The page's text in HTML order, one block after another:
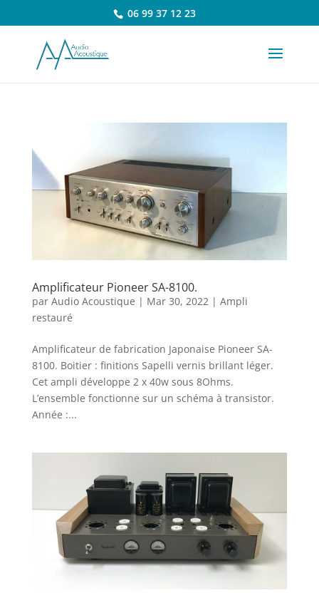
06 99 37 12 23
Amplificateur Pioneer SA-8100.
par Audio Acoustique | Mar 30, 2022 | Ampli
restauré
Amplificateur de fabrication Japonaise Pioneer SA-
8100. Boitier : finitions Sapelli vernis brillant léger.
Cet ampli développe 2 x 40w sous 8Ohms.
L’ensemble fonctionne sur un schéma à transistor.
Année :...